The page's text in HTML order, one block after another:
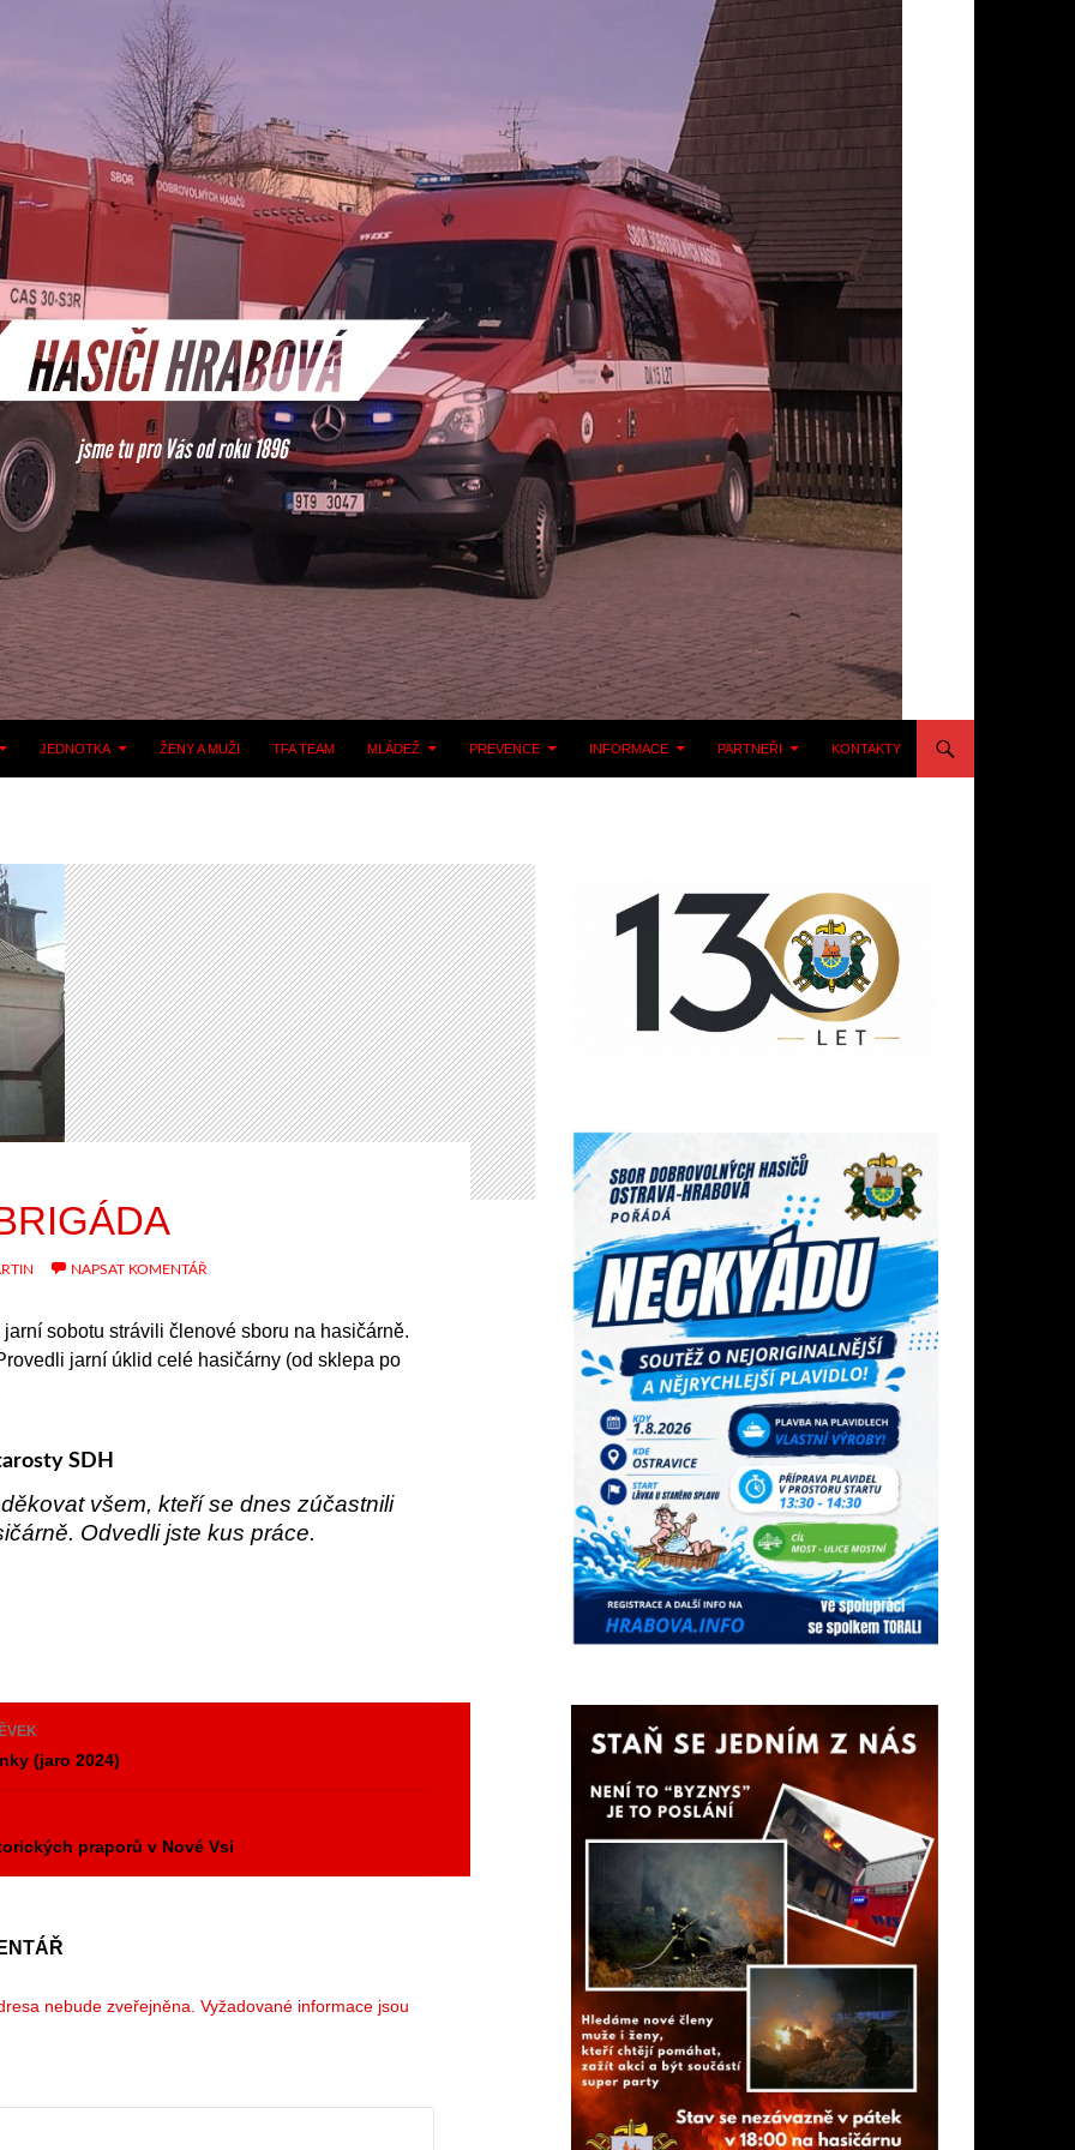
JEDNOTKA ŽENY A MUŽI TFA TEAM MLÁDEŽ PREVENCE INFORMACE PARTNEŘI KONTAKTY
NAPSAT KOMENTÁŘ
sobotu strávili členové sboru na hasičárně.
jarní úklid celé hasičárny (od sklepa po
SDH
všem, kteří se dnes zúčastnili
Odvedli jste kus práce.
(jaro 2024)
praporů v Nové Vsi
nebude zveřejněna. Vyžadované informace jsou